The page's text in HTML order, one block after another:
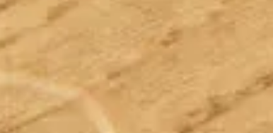
Informazioni tecniche